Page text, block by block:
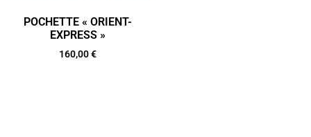
POCHETTE « ORIENT-
EXPRESS »
160,00€